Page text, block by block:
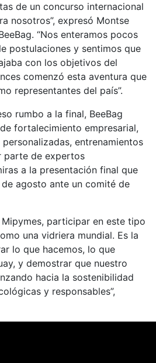
de un concurso internacional
nosotros”, expresó Montse
“Nos enteramos pocos
postulaciones y sentimos que
con los objetivos del
comenzó esta aventura que
representantes del país”.
rumbo a la final, BeeBag
fortalecimiento empresarial,
entrenamientos
parte de expertos
a la presentación final que
agosto ante un comité de
participar en este tipo
una vidriera mundial. Es la
lo que hacemos, lo que
y demostrar que nuestro
hacia la sostenibilidad
y responsables”,